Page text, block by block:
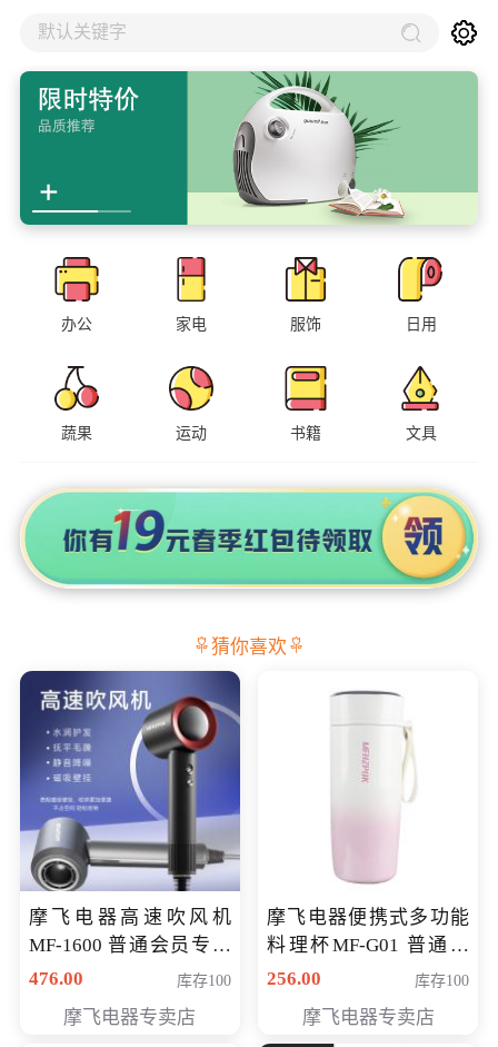
默认关键字
办公 家电 服饰 日用
蔬果 运动 书籍 文具
猜你喜欢
摩飞电器高速吹风机
MF-1600 普通会员专享
价298元
476.00 库存100
摩飞电器专卖店
摩飞电器便携式多功能
料理杯MF-G01 普通会
员专享价格118元
256.00 库存100
摩飞电器专卖店